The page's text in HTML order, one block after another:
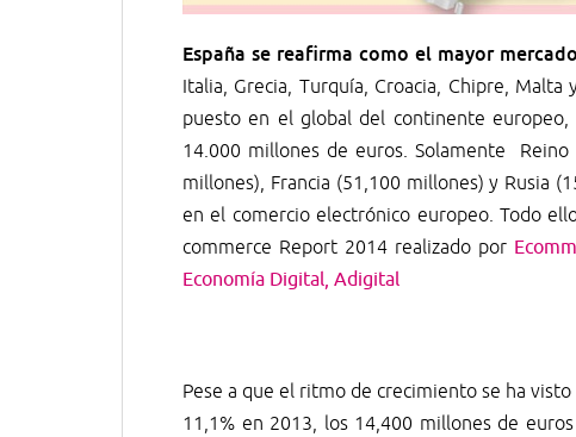
España se reafirma como el mayor
Italia, Grecia, Turquía, Croacia, Chipre,
puesto en el global del continente
14.000 millones de euros. Solamente
millones), Francia (51,100 millones) y Rusia
en el comercio electrónico europeo. Todo
commerce Report 2014 realizado por
Economía Digital, Adigital
Pese a que el ritmo de crecimiento se ha
11,1% en 2013, los 14,400 millones de